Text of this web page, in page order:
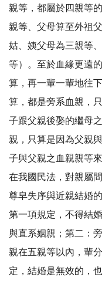
親等，都屬於四親等
親等、父母算至外祖
姑、姨父母為三親等
等）。至於血緣更遠
算，再一輩一輩地往
算，都是旁系血親
子跟父親後娶的繼母
親，只算是因為父親
子與父親之血親親
在我國民法，對親屬
尊皁失序與近親結婚
第一項規定，不得結
與直系姻親；第二：
親在五親等以內，輩
定，結婚是無效的